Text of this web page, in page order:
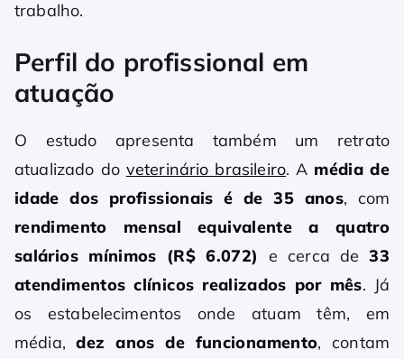
trabalho.
Perfil do profissional em
atuação
O estudo apresenta também um retrato
atualizado do veterinário brasileiro. A média de
idade dos profissionais é de 35 anos, com
rendimento mensal equivalente a quatro
salários mínimos (R$ 6.072) e cerca de33
atendimentos clínicos realizados por mês. Já
os estabelecimentos onde atuam têm, em
média,dez anos de funcionamento, contam